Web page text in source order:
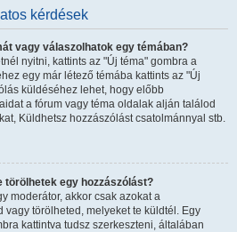
kérdések
vagy válaszolhatok egy témában?
nyitni, kattints az "Új téma" gombra a
egy már létező témába kattints az "Új
küldéséhez lehet, hogy előbb
a fórum vagy téma oldalak alján találod
Küldhetsz hozzászólást csatolmánnyal stb.
törölhetek egy hozzászólást?
moderátor, akkor csak azokat a
vagy törölheted, melyeket te küldtél. Egy
kattintva tudsz szerkeszteni, általában